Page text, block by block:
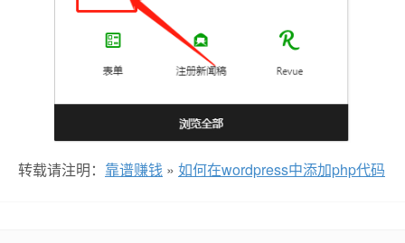
转载请注明： 靠谱赚钱 » 如何在wordpress中添加php代码